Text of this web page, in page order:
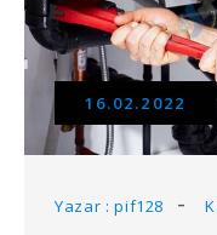
16.02.2022
Yazar : pif128